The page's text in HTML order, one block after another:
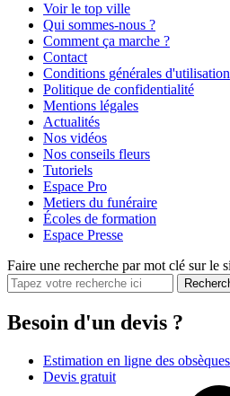
Voir le top ville
Qui sommes-nous ?
Comment ça marche ?
Contact
Conditions générales d'utilisation
Politique de confidentialité
Mentions légales
Actualités
Nos vidéos
Nos conseils fleurs
Tutoriels
Espace Pro
Metiers du funéraire
Écoles de formation
Espace Presse
Faire une recherche par mot clé sur le
Besoin d'un devis ?
Estimation en ligne des obsèques
Devis gratuit